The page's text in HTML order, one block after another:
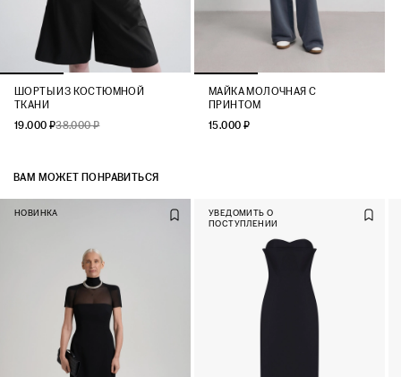
ШОРТЫ ИЗ КОСТЮМНОЙ
ТКАНИ
19.000 ₽38.000 ₽
МАЙКА МОЛОЧНАЯ С
ПРИНТОМ
15.000 ₽
ВАМ МОЖЕТ ПОНРАВИТЬСЯ
НОВИНКА
УВЕДОМИТЬ О
ПОСТУПЛЕНИИ